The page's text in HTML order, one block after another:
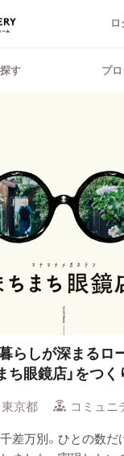
す プ
らしが深まるロ
ち眼鏡店」をつく
東京都
コミュニ
差万別。ひとの数だ